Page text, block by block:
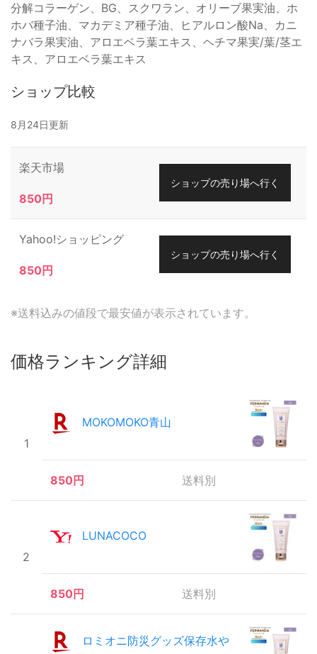
分解コラーゲン、BG、スクワラン、オリーブ果実油、ホ
ホバ種子油、マカデミア種子油、ヒアルロン酸Na、カニ
ナバラ果実油、アロエベラ葉エキス、ヘチマ果実/葉/茎エ
キス、アロエベラ葉エキス
ショップ比較
8月24日更新
楽天市場
850円
ショップの売り場へ行く
Yahoo!ショッピング
850円
ショップの売り場へ行く
※送料込みの値段で最安値が表示されています。
価格ランキング詳細
1
MOKOMOKO青山
850円 送料別
2
LUNACOCO
850円 送料別
ロミオニ防災グッズ保存水や